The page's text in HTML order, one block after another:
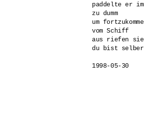
paddelte er
zu dumm
um
vom Schiff
aus riefen
du bist selber
1998-05-30